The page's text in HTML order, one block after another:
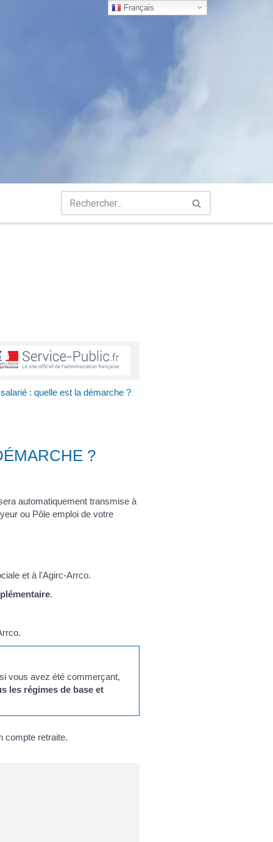
: quelle est la démarche ?
?
automatiquement transmise à
ou Pôle emploi de votre
et à l'Agirc-Arrco.
.
vous avez été commerçant,
les régimes de base et
compte retraite.
Français